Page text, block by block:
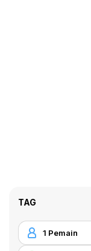
TAG
1 Pemain